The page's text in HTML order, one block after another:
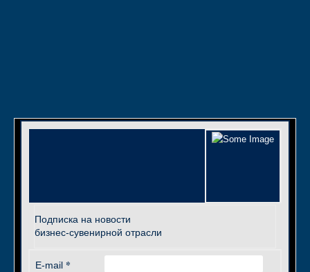
Подписка на новости
бизнес-сувенирной отрасли
E-mail *